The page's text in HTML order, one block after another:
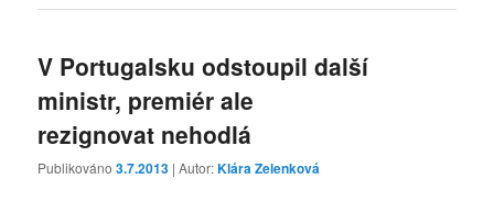
V Portugalsku odstoupil další
ministr, premiér ale
rezignovat nehodlá
Publikováno3.7.2013 | Autor:Klára Zelenková